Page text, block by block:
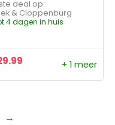
deal op:
& Cloppenburg
4 dagen in huis
+ 1 meer
→